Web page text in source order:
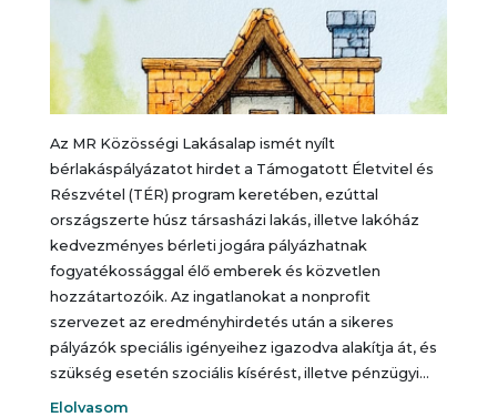
Az MR Közösségi Lakásalap ismét nyílt
bérlakáspályázatot hirdet a Támogatott Életvitel és
Részvétel (TÉR) program keretében, ezúttal
országszerte húsz társasházi lakás, illetve lakóház
kedvezményes bérleti jogára pályázhatnak
fogyatékossággal élő emberek és közvetlen
hozzátartozóik. Az ingatlanokat a nonprofit
szervezet az eredményhirdetés után a sikeres
pályázók speciális igényeihez igazodva alakítja át, és
szükség esetén szociális kísérést, illetve pénzügyi…
Elolvasom